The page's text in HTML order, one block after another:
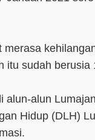
itu sudah berusia
alun-alun
Hidup (DLH)